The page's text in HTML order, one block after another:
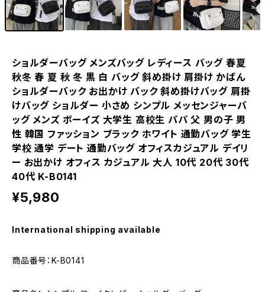
ショルダーバッグ メンズバッグ レディース バッグ 春夏
秋冬 春 夏 秋 冬 黒 白 バッグ 斜め掛け 肩掛け かばん
ショルダーバック お出かけ バック 斜め掛けバッグ 肩掛
けバッグ ショルダー 小さめ シンプル メッセンジャーバ
ッグ メンズ ボーイズ 大学生 高校生 パパ 父 男の子 男
性 韓国 ファッション ブラック ホワイト 通勤バッグ 学生
学校 通学 デート 通勤バッグ オフィスカジュアル デイリ
ー お出かけ オフィス カジュアル 大人 10代 20代 30代
40代 K-B0141
¥5,980
International shipping available
商品番号：K-B0141